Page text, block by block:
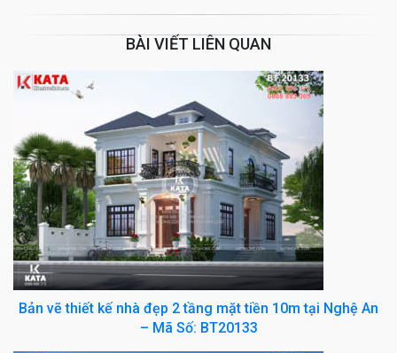
BÀI VIẾT LIÊN QUAN
Bản vẽ thiết kế nhà đẹp 2 tầng mặt tiền 10m tại Nghệ An
– Mã Số: BT20133